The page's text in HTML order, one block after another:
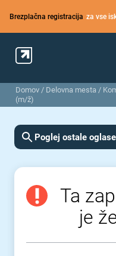
Brezplačna registracija za vse
Domov / Delovna mesta /
(m/ž)
Poglej ostale oglase
Ta
je